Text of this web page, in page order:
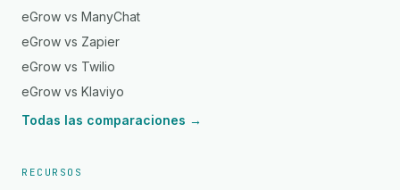
eGrow vs ManyChat
eGrow vs Zapier
eGrow vs Twilio
eGrow vs Klaviyo
Todas las comparaciones →
RECURSOS